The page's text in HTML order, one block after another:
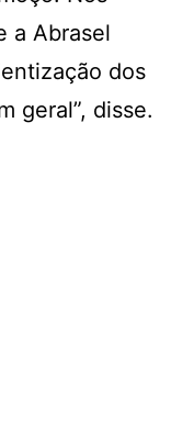
a Abrasel
dos
geral”, disse.